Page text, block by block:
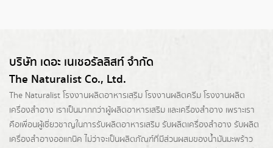
บริษัท เดอะ เนเชอรัลลิสท์ จำกัด
The Naturalist Co., Ltd.
The Naturalist โรงงานผลิตอาหารเสริม โรงงานผลิตครีม โรงงานผลิต
เครื่องสำอาง เราเป็นมากกว่าผู้ผลิตอาหารเสริม และเครื่องสำอาง เพราะเรา
คือเพื่อนผู้เชี่ยวชาญในการรับผลิตอาหารเสริม รับผลิตเครื่องสำอาง รับผลิต
เครื่องสำอางออแกนิค ไม่ว่าจะเป็นผลิตภัณฑ์ที่มีส่วนผสมของน้ำมันมะพร้าว